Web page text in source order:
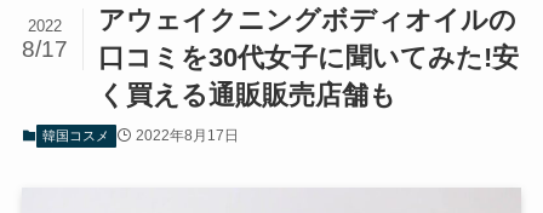
アウェイクニングボディオイルの
口コミを30代女子に聞いてみた!安
く買える通販販売店舗も
2022
8/17
韓国コスメ 2022年8月17日